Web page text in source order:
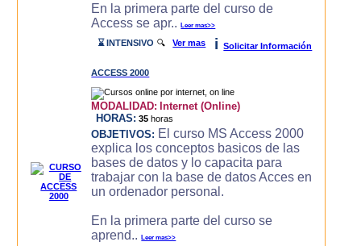
En la primera parte del curso de
Access se apr..Leer mas>>
⌛ INTENSIVO 🔍Ver mas i Solicitar Información
ACCESS 2000
MODALIDAD: Internet (Online)
HORAS: 35 horas
OBJETIVOS: El curso MS Access 2000
explica los conceptos basicos de las
bases de datos y lo capacita para
trabajar con la base de datos Acces en
un ordenador personal.
En la primera parte del curso se
aprend..Leer mas>>